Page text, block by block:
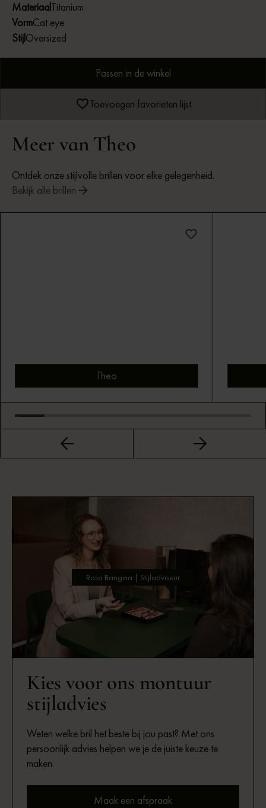
MateriaalTitanium
VormCat eye
StijlOversized
Passen in de winkel
Toevoegen favorieten lijst
Meer van Theo
Ontdek onze stijlvolle brillen voor elke gelegenheid.
Bekijk alle brillen
Theo
Bekijk montuur
Kies voor ons montuur
stijladvies
Weten welke bril het beste bij jou past? Met ons
persoonlijk advies helpen we je de juiste keuze te
maken.
Maak een afspraak
Rosa Bangma | Stijladviseur